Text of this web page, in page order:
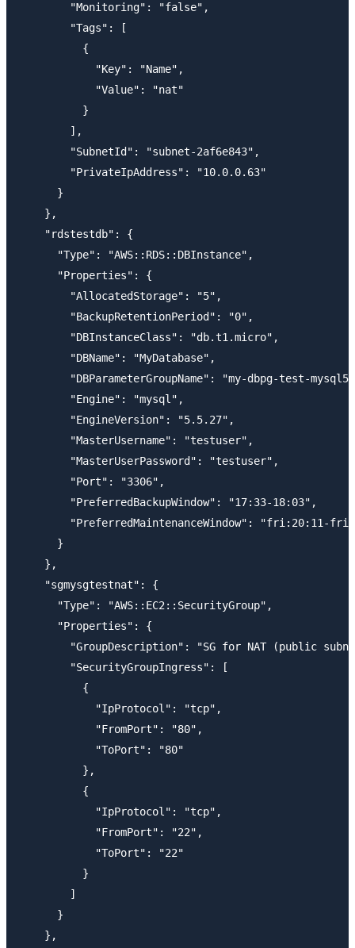
"Monitoring": "false",
"Tags": [
{
"Key": "Name",
"Value": "nat"
}
],
"SubnetId": "subnet-2af6e843",
"PrivateIpAddress": "10.0.0.63"
}
},
"rdstestdb": {
"Type": "AWS::RDS::DBInstance",
"Properties": {
"AllocatedStorage": "5",
"BackupRetentionPeriod": "0",
"DBInstanceClass": "db.t1.micro",
"DBName": "MyDatabase",
"DBParameterGroupName": "my-dbpg-test-
"Engine": "mysql",
"EngineVersion": "5.5.27",
"MasterUsername": "testuser",
"MasterUserPassword": "testuser",
"Port": "3306",
"PreferredBackupWindow": "17:33-18:03",
"PreferredMaintenanceWindow": "fri:20:11-
}
},
"sgmysgtestnat": {
"Type": "AWS::EC2::SecurityGroup",
"Properties": {
"GroupDescription": "SG for NAT (public
"SecurityGroupIngress": [
{
"IpProtocol": "tcp",
"FromPort": "80",
"ToPort": "80"
},
{
"IpProtocol": "tcp",
"FromPort": "22",
"ToPort": "22"
}
]
}
},